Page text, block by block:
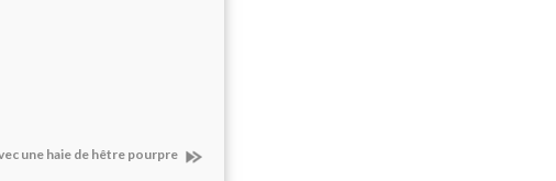
une haie de hêtre pourpre